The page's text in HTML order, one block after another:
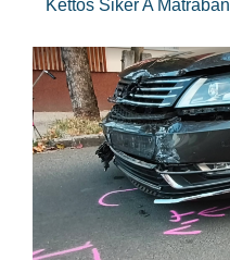
Kettős Siker A Mátrában